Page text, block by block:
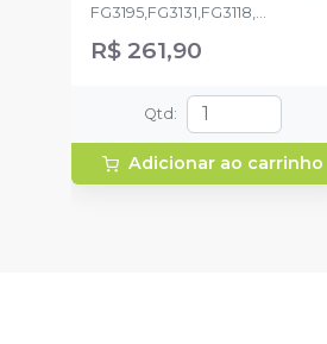
FG3195,FG3131,FG3118,
FG2067, FG1093, FG1092, FG1091,
FG1012HL,Acompanha
broqueiro autolavável de 34
Furos.
R$ 261,90
Qtd :
Adicionar ao carrinho